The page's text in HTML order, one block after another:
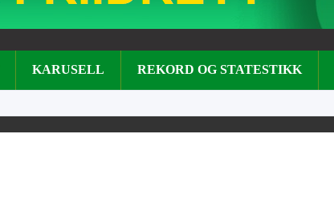
KARUSELL REKORD OG STATESTIKK